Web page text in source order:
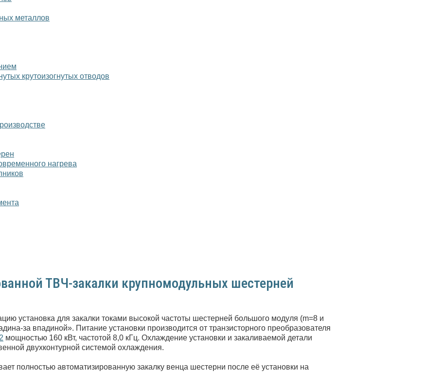
металлов
крутоизогнутых отводов
нагрева
ТВЧ-закалки крупномодульных шестерней
установка для закалки токами высокой частоты шестерней большого модуля (m=8 и
за впадиной». Питание установки производится от транзисторного преобразователя
мощностью 160 кВт, частотой 8,0 кГц. Охлаждение установки и закаливаемой детали
двухконтурной системой охлаждения.
полностью автоматизированную закалку венца шестерни после её установки на